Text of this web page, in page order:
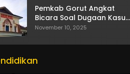
Pemkab Gorut Angkat
Bicara Soal Dugaan Kasus
Asusila Oknum ASN
November 10, 2025